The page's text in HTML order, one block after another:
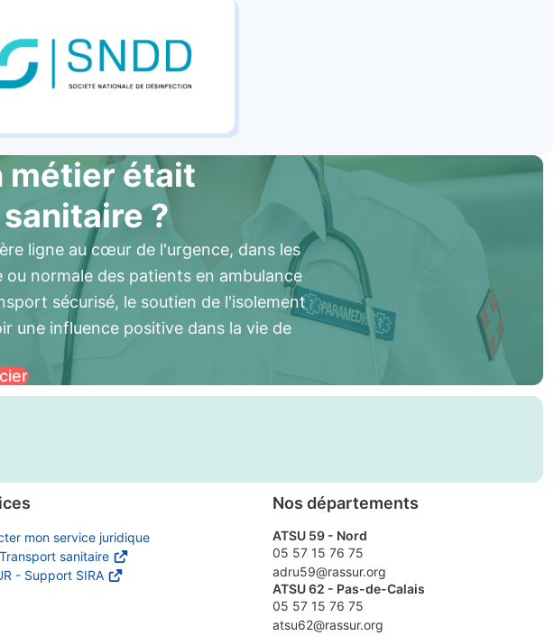
métier était
?
ligne au cœur de l'urgence, dans les
normale des patients en ambulance
sécurisé, le soutien de l'isolement
une influence positive dans la vie de
mon service juridique
sanitaire
- Support SIRA
Nos départements
ATSU 59 - Nord
05 57 15 76 75
adru59@rassur.org
ATSU 62 - Pas-de-Calais
05 57 15 76 75
atsu62@rassur.org